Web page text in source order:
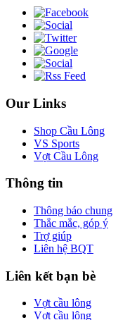
Our Links
Shop Cầu Lông
VS Sports
Vợt Cầu Lông
Thông tin
Thông báo chung
Thắc mắc, góp ý
Trợ giúp
Liên hệ BQT
Liên kết bạn bè
Vợt cầu lông
Vợt cầu lông